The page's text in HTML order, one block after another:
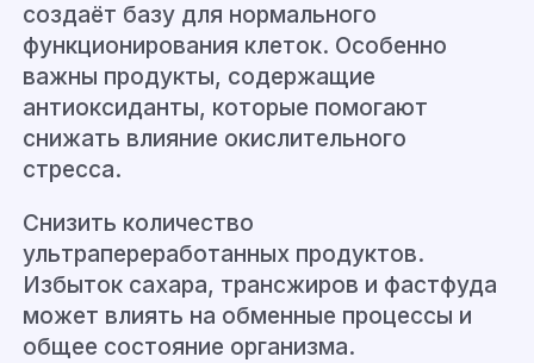
создаёт базу для нормального
функционирования клеток. Особенно
важны продукты, содержащие
антиоксиданты, которые помогают
снижать влияние окислительного
стресса.
Снизить количество
ультрапереработанных продуктов.
Избыток сахара, трансжиров и фастфуда
может влиять на обменные процессы и
общее состояние организма.